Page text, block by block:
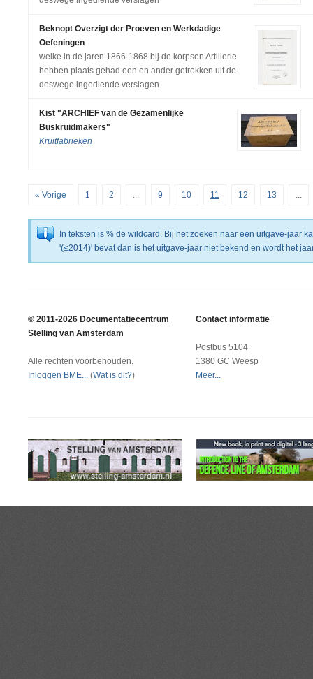
Beknopt Overzigt der Proeven en Werkdadige
Oefeningen
welke in de jaren 1866-1868 bij de korpsen Artillerie
hebben plaats gehad een en ander getrokken uit de
deswege ingediende verslagen
Kist "ARCHIEF van de Gezamenlijke
Buskruidmakers"
Kruitfabrieken
« Vorige 1 2 ... 9 10 11 12 13 ...
In teksten is % de wildcard. Bij het zoeken naar een uitgave-jaar
'(≤2014)' bevat dan is het uitgave-jaar niet bekend en wordt het
© 2011-2026 Documentatiecentrum
Stelling van Amsterdam
Alle rechten voorbehouden.
Inloggen BME... (Wat is dit?)
Contact informatie
Postbus 5104
1380 GC Weesp
Meer...